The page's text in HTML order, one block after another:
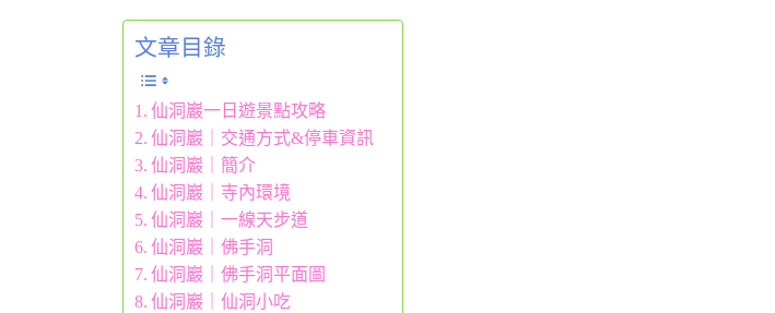
文章目錄
仙洞巖一日遊景點攻略
仙洞巖｜交通方式&停車資訊
仙洞巖｜簡介
仙洞巖｜寺內環境
仙洞巖｜一線天步道
仙洞巖｜佛手洞
仙洞巖｜佛手洞平面圖
仙洞巖｜仙洞小吃